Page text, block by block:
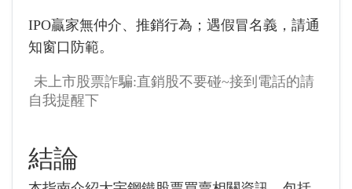
IPO贏家無仲介、推銷行為；遇假冒名義，請通
知窗口防範。
未上市股票詐騙:直銷股不要碰~接到電話的請
自我提醒下
結論